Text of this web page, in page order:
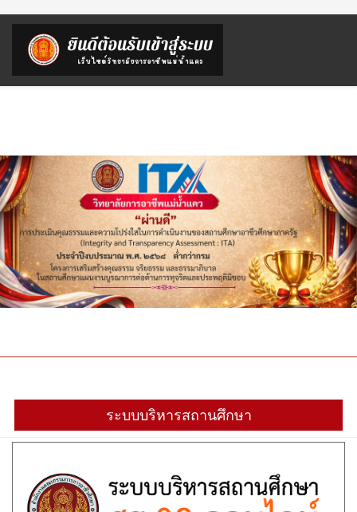
ระบบบริหารสถานศึกษา